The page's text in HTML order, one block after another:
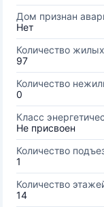
Дом признан
Нет
Количество
97
Количество
0
Класс
Не присвоен
Количество
1
Количество
14